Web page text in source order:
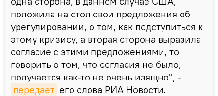
положила на стол свои предложения об
урегулировании, о том, как подступиться к
этому кризису, а вторая сторона выразила
согласие с этими предложениями, то
говорить о том, что согласия не было,
получается как-то не очень изящно", -
передает его слова РИА Новости.